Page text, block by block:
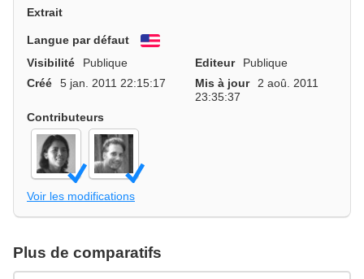
Extrait
Langue par défaut
English
Visibilité
Publique Editeur
Publique
Créé
5 jan. 2011 22:15:17 Mis à jour
2 aoû. 2011
23:35:37
Contributeurs
Voir les modifications
Plus de comparatifs